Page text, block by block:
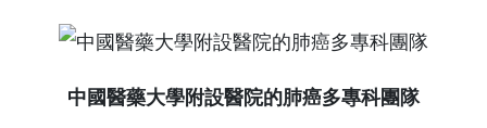
中國醫藥大學附設醫院的肺癌多專科團隊